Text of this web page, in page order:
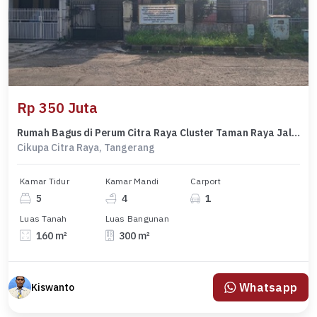
Rp 350 Juta
Rumah Bagus di Perum Citra Raya Cluster Taman Raya Jalan Lenso 1 Blok L01 No30 Cikupa Tangeran
Cikupa Citra Raya, Tangerang
Kamar Tidur
5
Kamar Mandi
4
Carport
1
Luas Tanah
160 m²
Luas Bangunan
300 m²
Kiswanto Whatsapp